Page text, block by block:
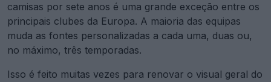
camisas por sete anos é uma grande exceção entre os
principais clubes da Europa. A maioria das equipas
muda as fontes personalizadas a cada uma, duas ou,
no máximo, três temporadas.
Isso é feito muitas vezes para renovar o visual geral do